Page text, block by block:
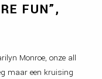
FUN”,
Monroe, onze all
maar een kruising